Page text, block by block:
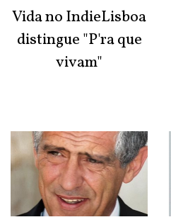
Vida no IndieLisboa
distingue "P'ra que
vivam"